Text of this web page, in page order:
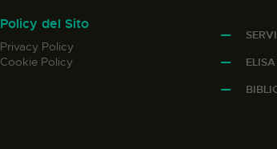
Policy del Sito
Privacy Policy
Cookie Policy